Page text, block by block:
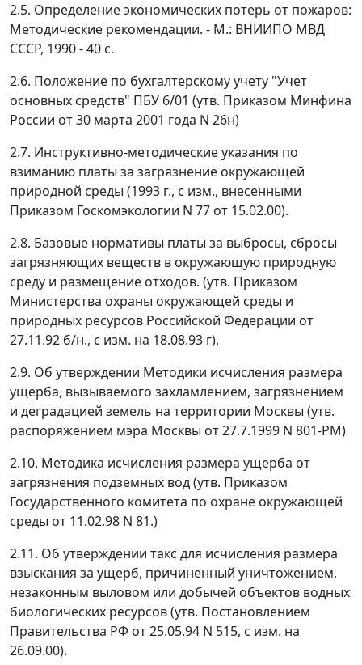
2.5. Определение экономических потерь от пожаров:
Методические рекомендации. - М.: ВНИИПО МВД
СССР, 1990 - 40 с.
2.6. Положение по бухгалтерскому учету "Учет
основных средств" ПБУ 6/01 (утв. Приказом Минфина
России от 30 марта 2001 года N 26н)
2.7. Инструктивно-методические указания по
взиманию платы за загрязнение окружающей
природной среды (1993 г., с изм., внесенными
Приказом Госкомэкологии N 77 от 15.02.00).
2.8. Базовые нормативы платы за выбросы, сбросы
загрязняющих веществ в окружающую природную
среду и размещение отходов. (утв. Приказом
Министерства охраны окружающей среды и
природных ресурсов Российской Федерации от
27.11.92 б/н., с изм. на 18.08.93 г).
2.9. Об утверждении Методики исчисления размера
ущерба, вызываемого захламлением, загрязнением
и деградацией земель на территории Москвы (утв.
распоряжением мэра Москвы от 27.7.1999 N 801-РМ)
2.10. Методика исчисления размера ущерба от
загрязнения подземных вод (утв. Приказом
Государственного комитета по охране окружающей
среды от 11.02.98 N 81.)
2.11. Об утверждении такс для исчисления размера
взыскания за ущерб, причиненный уничтожением,
незаконным выловом или добычей объектов водных
биологических ресурсов (утв. Постановлением
Правительства РФ от 25.05.94 N 515, с изм. на
26.09.00).